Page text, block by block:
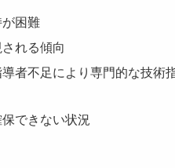
が困難
れる傾向
者不足により専門的な技術
できない状況